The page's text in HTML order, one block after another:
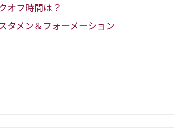
オフ時間は？
タメン＆フォーメーション